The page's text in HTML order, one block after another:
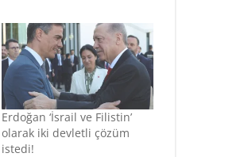
Erdoğan ‘İsrail ve Filistin’
olarak iki devletli çözüm
istedi!